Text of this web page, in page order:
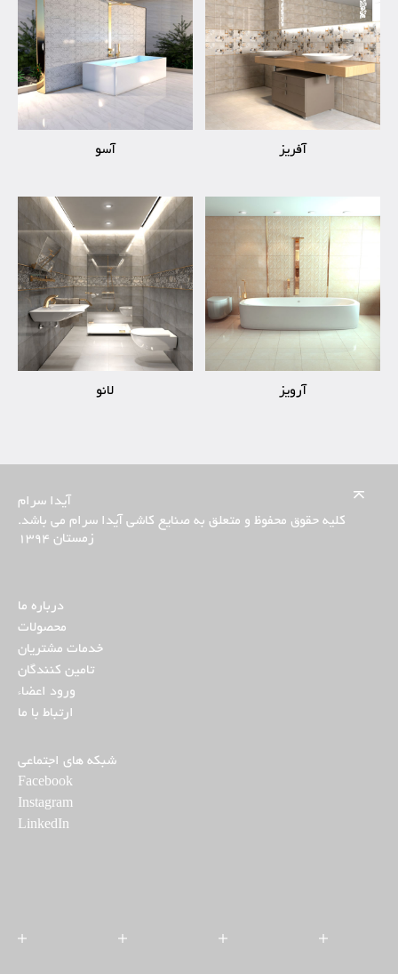
آسو آفریز
لانو آرویز
آیدا سرام
کلیه حقوق محفوظ و متعلق به صنایع کاشی آیدا سرام می باشد.
زمستان 1394
درباره ما
محصولات
خدمات مشتریان
تامین کنندگان
ورود اعضاء
ارتباط با ما
شبکه های اجتماعی
Facebook
Instagram
LinkedIn